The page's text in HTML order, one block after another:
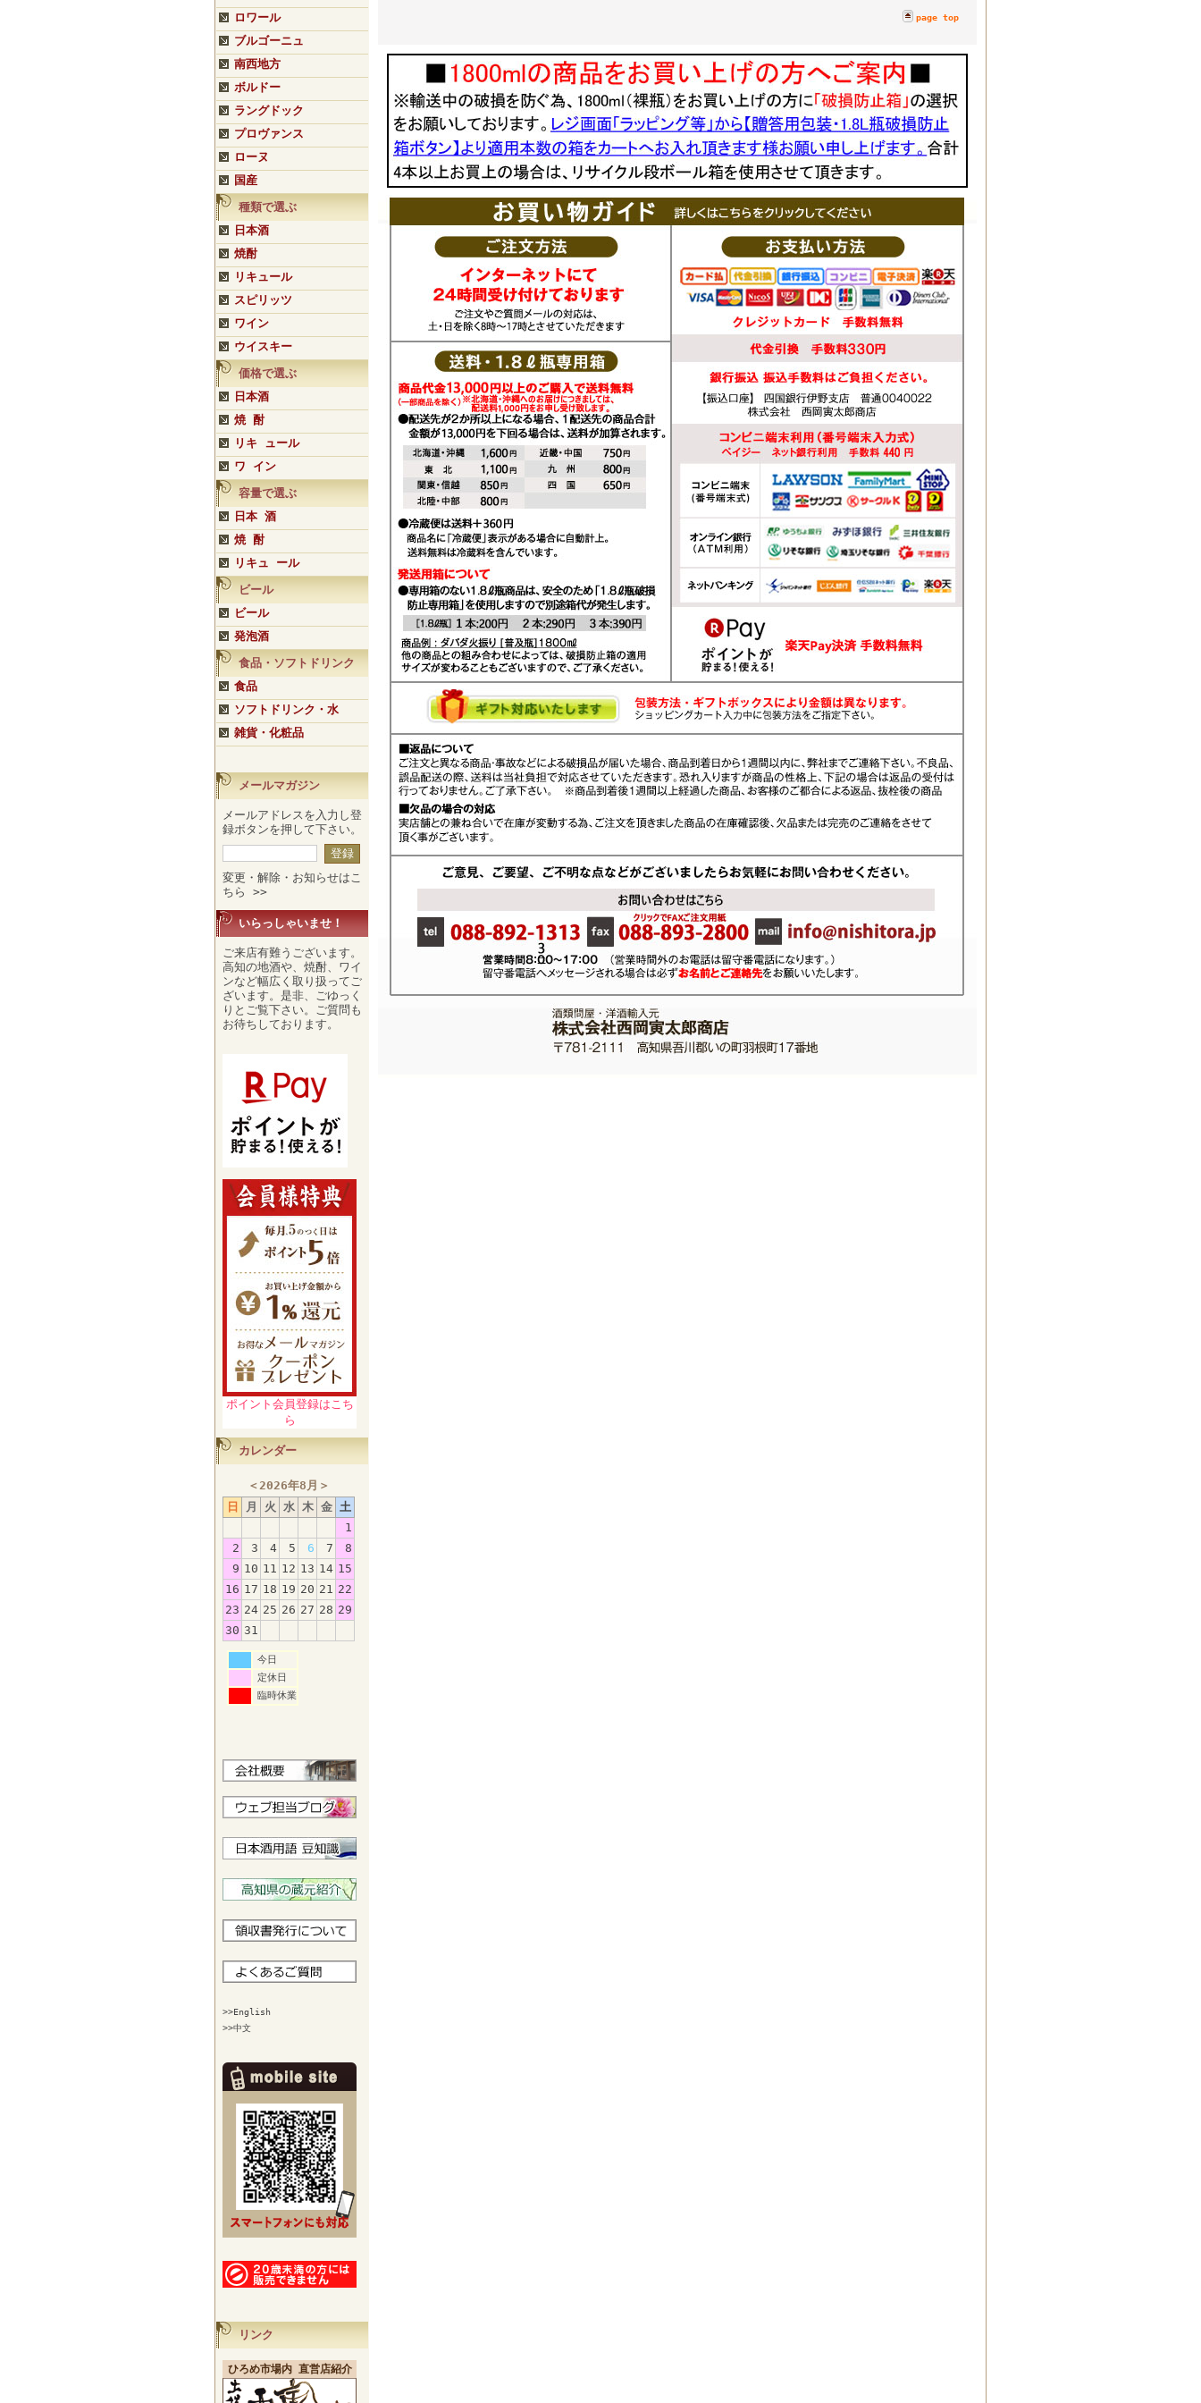
ロワール
ブルゴーニュ
南西地方
ボルドー
ラングドック
プロヴァンス
ローヌ
国産
種類で選ぶ
日本酒
焼酎
リキュール
スピリッツ
ワイン
ウイスキー
価格で選ぶ
日本酒
焼 酎
リキ ュール
ワ イン
容量で選ぶ
日本 酒
焼 酎
リキュ ール
ビール
ビール
発泡酒
食品・ソフトドリンク
食品
ソフトドリンク・水
雑貨・化粧品
メールマガジン
メールアドレスを入力し登
録ボタンを押して下さい。
変更・解除・お知らせはこ
ちら >>
いらっしゃいませ！
ご来店有難うございます。
高知の地酒や、焼酎、ワイ
ンなど幅広く取り扱ってご
ざいます。是非、ごゆっく
りとご覧下さい。ご質問も
お待ちしております。
ポイント会員登録はこち
ら
カレンダー
＜ 2026年8月 ＞
日
月 火 水 木 金
土
1
2
3 4 5 6 7
8
9 10 11 12 13 14 15
16 17 18 19 20 21 22
23 24 25 26 27 28 29
30 31
今日
定休日
臨時休業
>>English
>>中文
リンク
ひろめ市場内 直営店紹介
page top